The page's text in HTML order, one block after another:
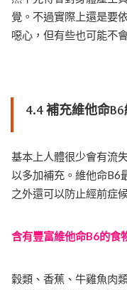
覺。不過實際上還是要
噁心，但有些也可能不
4.4 補充維他命
基本上人體很少會有流
以多加補充。維他命B6
之外還可以防止經前症
含有豐富維他命B6的食
穀類、香蕉、牛雞魚肉